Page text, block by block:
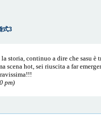
式3
storia, continuo a dire che sasu
hot, sei riuscita a far
pm)